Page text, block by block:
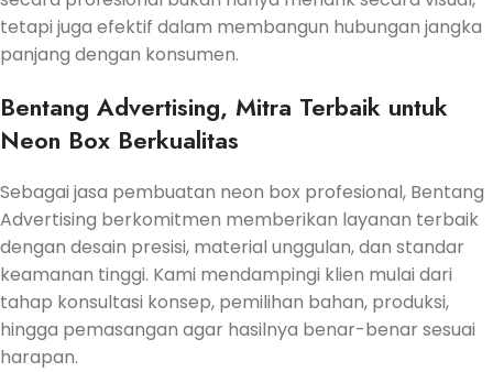
tetapi juga efektif dalam membangun hubungan jangka
panjang dengan konsumen.
Bentang Advertising, Mitra Terbaik untuk
Neon Box Berkualitas
Sebagai jasa pembuatan neon box profesional, Bentang
Advertising berkomitmen memberikan layanan terbaik
dengan desain presisi, material unggulan, dan standar
keamanan tinggi. Kami mendampingi klien mulai dari
tahap konsultasi konsep, pemilihan bahan, produksi,
hingga pemasangan agar hasilnya benar-benar sesuai
harapan.